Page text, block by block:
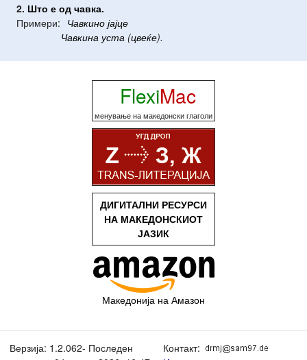
2. Што е од чавка.
Примери: Чавкино јајце
Чавкина уста (цвеќе).
FlexiMac
менување на македонски глаголи
ДИГИТАЛНИ РЕСУРСИ
НА МАКЕДОНСКИОТ
ЈАЗИК
Македонија на Амазон
Верзија: 1.2.062- Последен
Контакт: